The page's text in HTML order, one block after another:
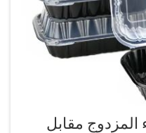
مقابل